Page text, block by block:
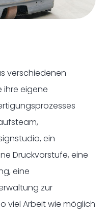
verschiedenen
ihre eigene
ein
Druckvorstufe, eine
eine
zur
viel Arbeit wie möglich